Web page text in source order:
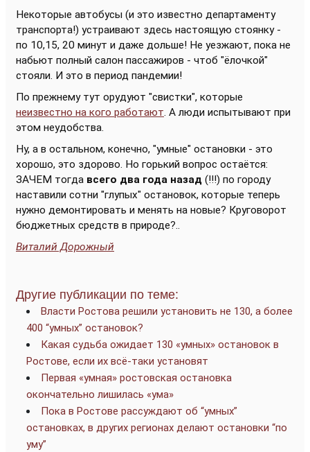
Некоторые автобусы (и это известно департаменту
транспорта!) устраивают здесь настоящую стоянку -
по 10,15, 20 минут и даже дольше! Не уезжают, пока не
набьют полный салон пассажиров - чтоб "ёлочкой"
стояли. И это в период пандемии!
По прежнему тут орудуют "свистки", которые
неизвестно на кого работают. А люди испытывают при
этом неудобства.
Ну, а в остальном, конечно, "умные" остановки - это
хорошо, это здорово. Но горький вопрос остаётся:
ЗАЧЕМ тогда всего два года назад (!!!) по городу
наставили сотни "глупых" остановок, которые теперь
нужно демонтировать и менять на новые? Круговорот
бюджетных средств в природе?..
Виталий Дорожный
Другие публикации по теме:
Власти Ростова решили установить не 130, а более
400 “умных” остановок?
Какая судьба ожидает 130 «умных» остановок в
Ростове, если их всё-таки установят
Первая «умная» ростовская остановка
окончательно лишилась «ума»
Пока в Ростове рассуждают об “умных”
остановках, в других регионах делают остановки “по
уму”